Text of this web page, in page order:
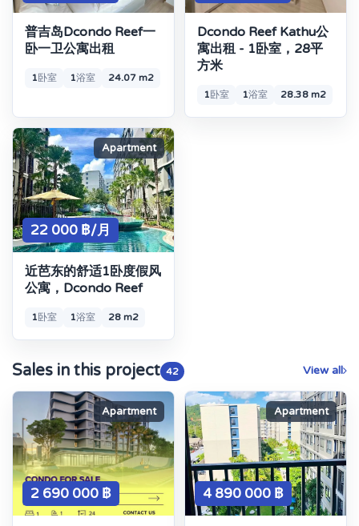
普吉岛Dcondo Reef一
卧一卫公寓出租
1 卧室 1浴室 24.07 m2
Dcondo Reef Kathu公
寓出租 - 1卧室，28平
方米
1 卧室 1浴室 28.38 m2
Apartment
22 000 ฿/月
近芭东的舒适1卧度假风
公寓，Dcondo Reef
1 卧室 1浴室 28 m2
Sales in this project 42 View all
Apartment
2 690 000 ฿
Apartment
4 890 000 ฿